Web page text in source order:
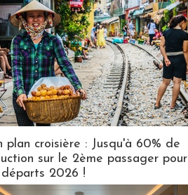
plan croisière : Jusqu'à 60% de
sur le 2ème passager pour
départs 2026 !